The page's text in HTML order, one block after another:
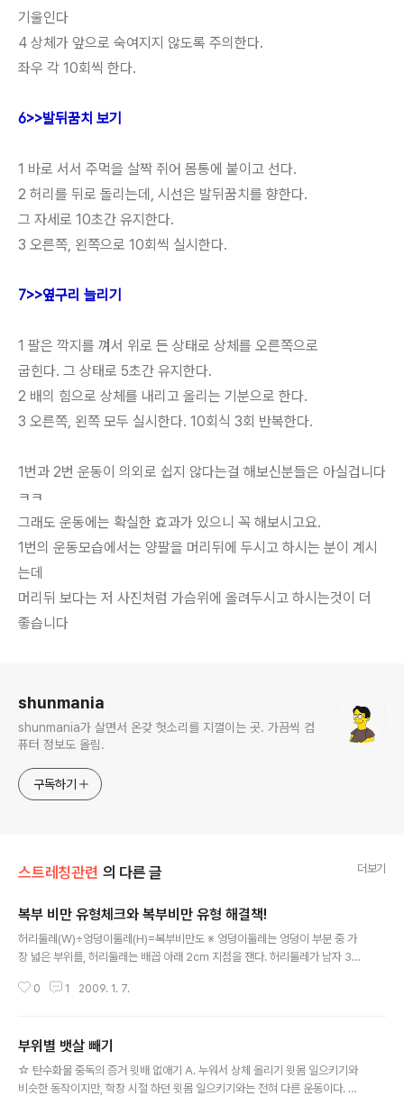
기울인다
4 상체가 앞으로 숙여지지 않도록 주의한다.
좌우 각 10회씩 한다.
6>>발뒤꿈치 보기
1 바로 서서 주먹을 살짝 쥐어 몸통에 붙이고 선다.
2 허리를 뒤로 돌리는데, 시선은 발뒤꿈치를 향한다.
그 자세로 10초간 유지한다.
3 오른쪽, 왼쪽으로 10회씩 실시한다.
7>>옆구리 늘리기
1 팔은 깍지를 껴서 위로 든 상태로 상체를 오른쪽으로
굽힌다. 그 상태로 5초간 유지한다.
2 배의 힘으로 상체를 내리고 올리는 기분으로 한다.
3 오른쪽, 왼쪽 모두 실시한다. 10회식 3회 반복한다.
1번과 2번 운동이 의외로 쉽지 않다는걸 해보신분들은 아실겁니다
ㅋㅋ
그래도 운동에는 확실한 효과가 있으니 꼭 해보시고요.
1번의 운동모습에서는 양팔을 머리뒤에 두시고 하시는 분이 계시
는데
머리뒤 보다는 저 사진처럼 가슴위에 올려두시고 하시는것이 더
좋습니다
shunmania
shunmania가 살면서 온갖 헛소리를 지껄이는 곳. 가끔씩 컴
퓨터 정보도 올림.
구독하기
스트레칭관련 의 다른 글 더보기
복부 비만 유형체크와 복부비만 유형 해결책!
허리둘레(W)÷엉덩이둘레(H)=복부비만도 ※ 엉덩이둘레는 엉덩이 부분 중 가
장 넓은 부위를, 허리둘레는 배꼽 아래 2㎝ 지점을 잰다. 허리둘레가 남자 36
방법으로 허리와 엉덩이 둘레의 비율이 남자는 1.0 이상, 여자는 0.8~0.9 이상
만 아니라 내장지방도 심해 각종 성인병과 합병증이 가장 많이 생기는 타입이
다.어려서부터 비만이었던 경우가 많다. 실_천_법 금연, 금주, 식이요법을 꼭 실
천해야 한다. 하루 열량 섭취는 1천5백㎉ 이하로 제한하고 곡물과 채소 위주
0 1 2009. 1. 7.
부위별 뱃살 빼기
☆ 탄수화물 중독의 증거 윗배 없애기 A. 누워서 상체 올리기 윗몸 일으키기와
비슷한 동작이지만, 학창 시절 하던 윗몸 일으키기와는 전혀 다른 운동이다. 상